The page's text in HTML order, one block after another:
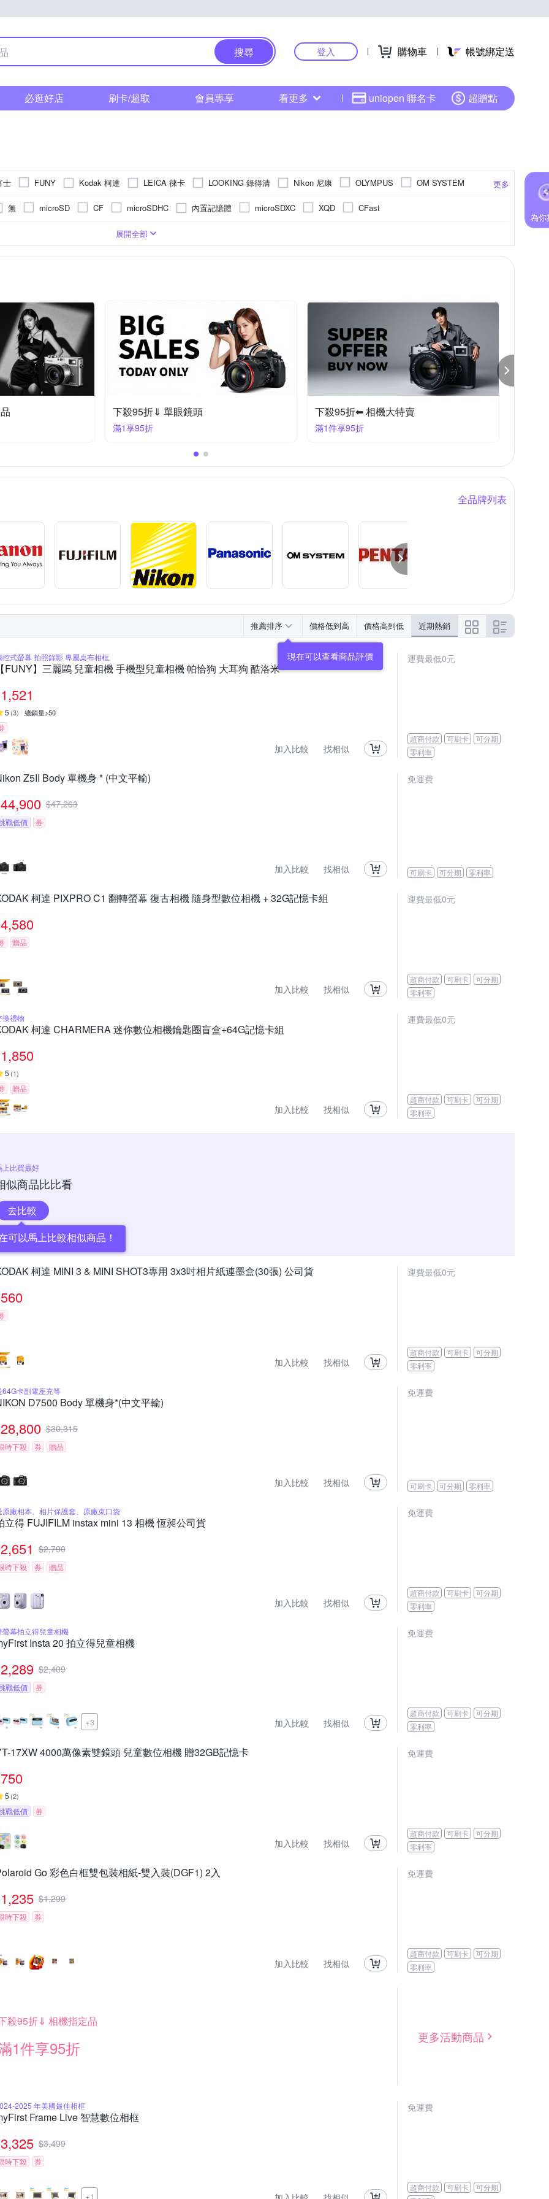
搜尋 登入 購物車 帳號綁定送
必逛好店 刷卡/超取 會員專享 看更多 uniopen 聯名卡 超贈點
更多
士 FUNY Kodak 柯達 LEICA 徠卡 LOOKING 錄得清 Nikon 尼康 OLYMPUS
OM SYSTEM
Polaroid 寶麗萊 RICOH SANRIO 三麗鷗 Sigma SONY 索尼 SAMYANG
無 microSD CF microSDHC 內置記憶體 microSDXC XQD
CFast
固定式螢幕
1200萬~1600萬像素
類單眼相機(PASM功能)
APSC 1/3.1吋 CMOS
無
1/2000秒以下
展開全部
下殺95折⬟ 相配春出遊大促
滿1件享95折
下殺95折⬅︎ 相機大特賣
滿1件享95折
全品牌列表
推薦排序 價格低到高 價格高到低 近期熱銷
控式螢幕 拍照錄影 專屬桌布相框
FUNY】三麗鷗 兒童相機 手機型兒童相機 帕恰狗 大耳狗 酷洛米
1,521
5 (3) 總銷量>50
加入比較 找相似
運費最低0元
超商付款 可刷卡
可分期
零利率
Z5II Body 單機身 * (中文平輸)
44,900 $47,263
戰低價 券
加入比較 找相似
免運費
可刷卡 可分期 零利率
柯達 PIXPRO C1 翻轉螢幕 復古相機 隨身型數位相機 + 32G記憶卡組
4,580
贈品
加入比較 找相似
運費最低0元
超商付款 可刷卡
可分期
零利率
換禮物
柯達 CHARMERA 迷你數位相機鑰匙圈盲盒+64G記憶卡組
1,850
5 (1)
贈品
加入比較 找相似
運費最低0元
超商付款 可刷卡
可分期
零利率
上比買最好
似商品比比看
去比較
可以馬上比較相似商品！
柯達 MINI 3 & MINI SHOT3專用 3x3吋相片紙連墨盒(30張) 公司貨
560
加入比較 找相似
運費最低0元
超商付款 可刷卡
可分期
零利率
64G卡副電座充等
D7500 Body 單機身*(中文平輸)
28,800 $30,315
時下殺 券 贈品
加入比較 找相似
免運費
可刷卡 可分期 零利率
原廠相本、相片保護套、原廠束口袋
立得 FUJIFILM instax mini 13 相機 恆昶公司貨
2,651 $2,790
時下殺 券 贈品
加入比較 找相似
免運費
超商付款 可刷卡
可分期
零利率
螢幕拍立得兒童相機
Insta 20 拍立得兒童相機
2,289 $2,409
戰低價 券
+3 加入比較 找相似
免運費
超商付款 可刷卡
可分期
零利率
17XW 4000萬像素雙鏡頭 兒童數位相機 贈32GB記憶卡
750
5 (2)
戰低價 券
加入比較 找相似
免運費
超商付款 可刷卡
可分期
零利率
Go 彩色白框雙包裝相紙-雙入裝(DGF1) 2入
1,235 $1,299
時下殺 券
加入比較 找相似
免運費
超商付款 可刷卡
可分期
零利率
殺95折⇓ 相機指定品
1件享95折
更多活動商品
2025 年美國最佳相框
Frame Live 智慧數位相框
3,325 $3,499
時下殺 券
+1
免運費
超商付款 可刷卡
可分期